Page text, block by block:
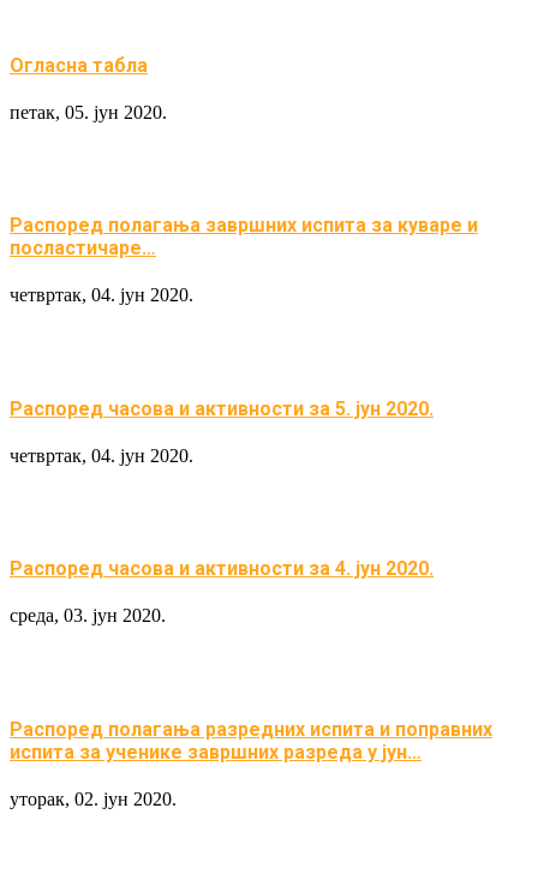
Огласна табла
петак, 05. јун 2020.
Распоред полагања завршних испита за куваре и
посластичаре…
четвртак, 04. јун 2020.
Распоред часова и активности за 5. јун 2020.
четвртак, 04. јун 2020.
Распоред часова и активности за 4. јун 2020.
среда, 03. јун 2020.
Распоред полагања разредних испита и поправних
испита за ученике завршних разреда у јун…
уторак, 02. јун 2020.